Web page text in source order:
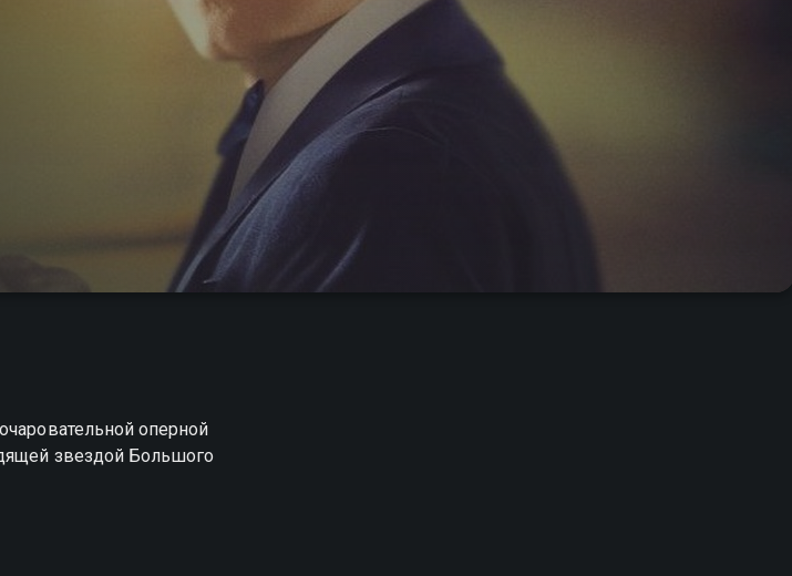
оперной
звездой Большого